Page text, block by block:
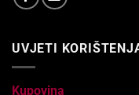
UVJETI
Kupovina